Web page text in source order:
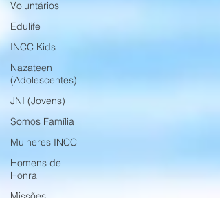
Voluntários
Edulife
INCC Kids
Nazateen
(Adolescentes)
JNI (Jovens)
Somos Família
Mulheres INCC
Homens de
Honra